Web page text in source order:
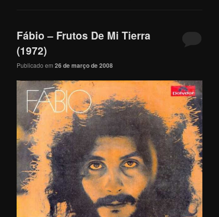
Fábio – Frutos De Mi Tierra
(1972)
Publicado em26 de março de 2008